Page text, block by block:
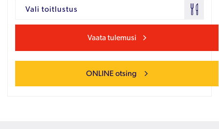
Vali toitlustus
Vaata tulemusi
ONLINE otsing